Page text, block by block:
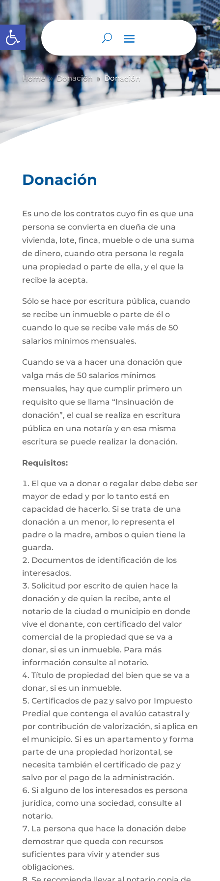
Abrir barra de herramientas
Home 9 Donación 9 Donación
Donación
Es uno de los contratos cuyo fin es que una
persona se convierta en dueña de una
vivienda, lote, finca, mueble o de una suma
de dinero, cuando otra persona le regala
una propiedad o parte de ella, y el que la
recibe la acepta.
Sólo se hace por escritura pública, cuando
se recibe un inmueble o parte de él o
cuando lo que se recibe vale más de 50
salarios mínimos mensuales.
Cuando se va a hacer una donación que
valga más de 50 salarios mínimos
mensuales, hay que cumplir primero un
requisito que se llama “Insinuación de
donación”, el cual se realiza en escritura
pública en una notaría y en esa misma
escritura se puede realizar la donación.
Requisitos:
El que va a donar o regalar debe debe ser
mayor de edad y por lo tanto está en
capacidad de hacerlo. Si se trata de una
donación a un menor, lo representa el
padre o la madre, ambos o quien tiene la
guarda.
Documentos de identificación de los
interesados.
Solicitud por escrito de quien hace la
donación y de quien la recibe, ante el
notario de la ciudad o municipio en donde
vive el donante, con certificado del valor
comercial de la propiedad que se va a
donar, si es un inmueble. Para más
información consulte al notario.
Título de propiedad del bien que se va a
donar, si es un inmueble.
Certificados de paz y salvo por Impuesto
Predial que contenga el avalúo catastral y
por contribución de valorización, si aplica en
el municipio. Si es un apartamento y forma
parte de una propiedad horizontal, se
necesita también el certificado de paz y
salvo por el pago de la administración.
Si alguno de los interesados es persona
jurídica, como una sociedad, consulte al
notario.
La persona que hace la donación debe
demostrar que queda con recursos
suficientes para vivir y atender sus
obligaciones.